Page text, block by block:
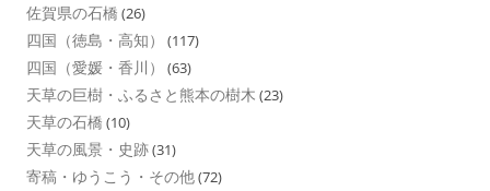
佐賀県の石橋 (26)
四国（徳島・高知） (117)
四国（愛媛・香川） (63)
天草の巨樹・ふるさと熊本の樹木 (23)
天草の石橋 (10)
天草の風景・史跡(31)
寄稿・ゆうこう・その他(72)